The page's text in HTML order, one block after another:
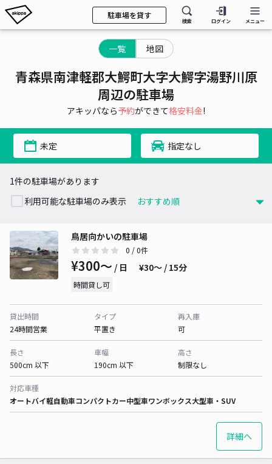
駐車場を貸す
検索 ログイン メニュー
一覧 地図
青森県南津軽郡大鰐町大字大鰐字湯野川原
周辺の駐車場
アキッパなら予約ができて格安料金!
未定 指定なし
1件の駐車場があります
利用可能な駐車場のみ表示
鳥居向かいの駐車場
0 / 0件
¥300〜 / 日 ¥30〜 / 15分
時間貸し可
貸出時間
24時間営業
タイプ
平置き
再入庫
可
長さ
500cm 以下
車幅
190cm 以下
高さ
制限なし
対応車種
オートバイ軽自動車コンパクトカー中型車ワンボックス大型車・SUV
詳細へ